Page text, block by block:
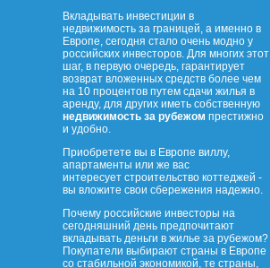
Вкладывать инвестиции в
недвижимость за границей, а именно в
Европе, сегодня стало очень модно у
российских инвесторов. Для многих этот
шаг, в первую очередь, гарантирует
возврат вложенных средств более чем
на 10 процентов путем сдачи жилья в
аренду, для других иметь собственную
недвижимость за рубежом престижно
и удобно.
Приобретете вы в Европе виллу,
апартаменты или же вас
интересует строительство коттеджей -
вы вложите свои сбережения надежно.
Почему российские инвесторы на
сегодняшний день предпочитают
вкладывать деньги в жилье за рубежом?
Покупатели выбирают страны в Европе
со стабильной экономикой, те страны,